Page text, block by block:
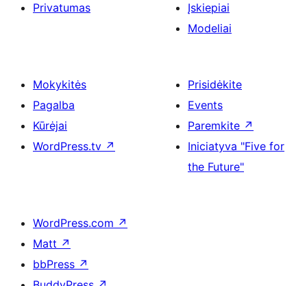
Privatumas
Įskiepiai
Modeliai
Mokykitės
Pagalba
Kūrėjai
WordPress.tv ↗
Prisidėkite
Events
Paremkite ↗
Iniciatyva "Five for
the Future"
WordPress.com ↗
Matt ↗
bbPress ↗